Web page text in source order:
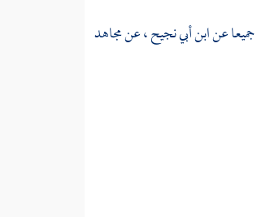
جميعا عنابن أبي نجيح ،عنمجاهد